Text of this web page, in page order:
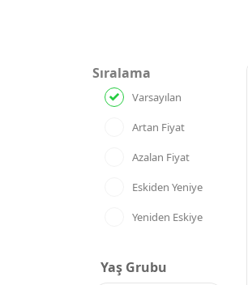
Sıralama
Varsayılan
Artan Fiyat
Azalan Fiyat
Eskiden Yeniye
Yeniden Eskiye
Yaş Grubu